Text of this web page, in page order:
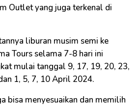
Outlet yang juga terkenal di
liburan musim semi ke
Tours selama 7-8 hari ini
mulai tanggal 9, 17, 19, 20, 23,
1, 5, 7, 10 April 2024.
bisa menyesuaikan dan memilih